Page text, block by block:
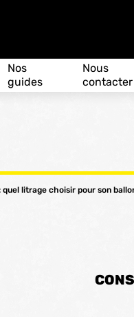
Nos
guides
Nous
contacter
quel litrage choisir pour son